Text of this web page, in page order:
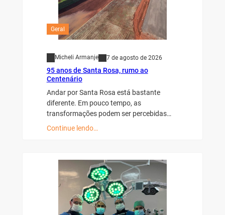
Geral
Micheli Armanje 7 de agosto de 2026
95 anos de Santa Rosa, rumo ao
Centenário
Andar por Santa Rosa está bastante
diferente. Em pouco tempo, as
transformações podem ser percebidas…
Continue lendo…